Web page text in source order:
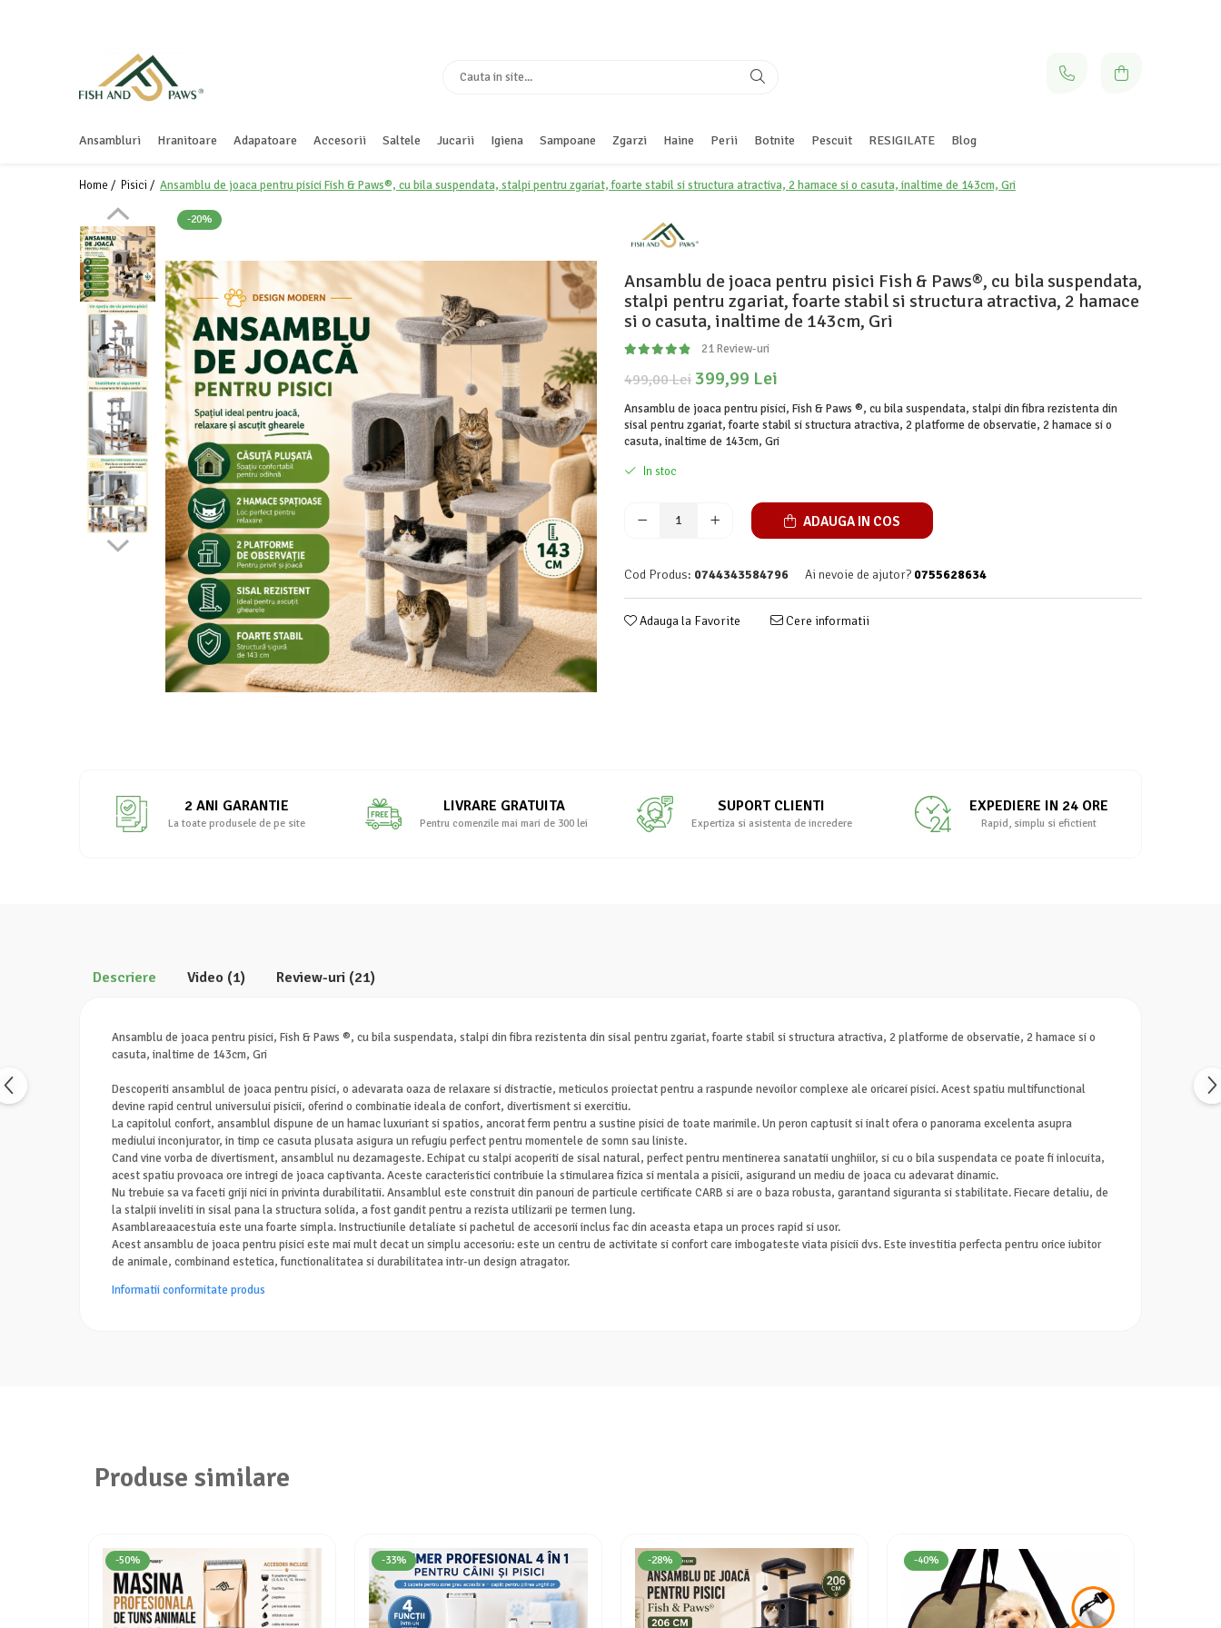
Ansambluri Hranitoare Adapatoare Accesorii Saltele Jucarii Igiena Sampoane Zgarzi Haine Perii Botnite Pescuit RESIGILATE Blog
Home / Pisici / Ansamblu de joaca pentru pisici Fish & Paws®, cu bila suspendata, stalpi pentru zgariat, foarte stabil si structura atractiva, 2 hamace si o casuta, inaltime de 143cm, Gri
Ansamblu de joaca pentru pisici Fish & Paws®, cu bila suspendata,
stalpi pentru zgariat, foarte stabil si structura atractiva, 2 hamace
si o casuta, inaltime de 143cm, Gri
21 Review-uri
-20%
499,00 Lei 399,99 Lei
Ansamblu de joaca pentru pisici, Fish & Paws ®, cu bila suspendata, stalpi din fibra rezistenta din
sisal pentru zgariat, foarte stabil si structura atractiva, 2 platforme de observatie, 2 hamace si o
casuta, inaltime de 143cm, Gri
In stoc
ADAUGA IN COS
Cod Produs: 0744343584796 Ai nevoie de ajutor? 0755628634
Adauga la Favorite Cere informatii
2 ANI GARANTIE
La toate produsele de pe site
LIVRARE GRATUITA
Pentru comenzile mai mari de 300 lei
SUPORT CLIENTI
Expertiza si asistenta de incredere
EXPEDIERE IN 24 ORE
Rapid, simplu si efictient
Descriere Video (1) Review-uri (21)
Ansamblu de joaca pentru pisici, Fish & Paws ®, cu bila suspendata, stalpi din fibra rezistenta din sisal pentru zgariat, foarte stabil si structura atractiva, 2 platforme de observatie, 2 hamace si o
casuta, inaltime de 143cm, Gri
Descoperiti ansamblul de joaca pentru pisici, o adevarata oaza de relaxare si distractie, meticulos proiectat pentru a raspunde nevoilor complexe ale oricarei pisici. Acest spatiu multifunctional
devine rapid centrul universului pisicii, oferind o combinatie ideala de confort, divertisment si exercitiu.
La capitolul confort, ansamblul dispune de un hamac luxuriant si spatios, ancorat ferm pentru a sustine pisici de toate marimile. Un peron captusit si inalt ofera o panorama excelenta asupra
mediului inconjurator, in timp ce casuta plusata asigura un refugiu perfect pentru momentele de somn sau liniste.
Cand vine vorba de divertisment, ansamblul nu dezamageste. Echipat cu stalpi acoperiti de sisal natural, perfect pentru mentinerea sanatatii unghiilor, si cu o bila suspendata ce poate fi inlocuita,
acest spatiu provoaca ore intregi de joaca captivanta. Aceste caracteristici contribuie la stimularea fizica si mentala a pisicii, asigurand un mediu de joaca cu adevarat dinamic.
Nu trebuie sa va faceti griji nici in privinta durabilitatii. Ansamblul este construit din panouri de particule certificate CARB si are o baza robusta, garantand siguranta si stabilitate. Fiecare detaliu, de
la stalpii inveliti in sisal pana la structura solida, a fost gandit pentru a rezista utilizarii pe termen lung.
Asamblareaacestuia este una foarte simpla. Instructiunile detaliate si pachetul de accesorii inclus fac din aceasta etapa un proces rapid si usor.
Acest ansamblu de joaca pentru pisici este mai mult decat un simplu accesoriu: este un centru de activitate si confort care imbogateste viata pisicii dvs. Este investitia perfecta pentru orice iubitor
de animale, combinand estetica, functionalitatea si durabilitatea intr-un design atragator.
Informatii conformitate produs
Produse similare
-50% -33% -28% -40%